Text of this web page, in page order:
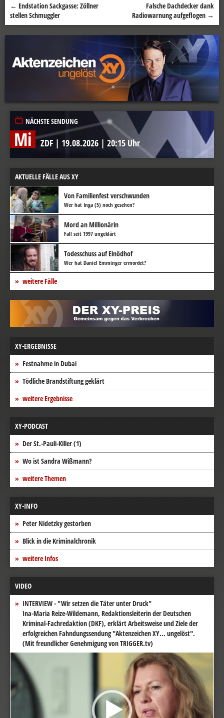
Beitragsnavigation
← Endstation Sackgasse: Zöllner
stellen Schmuggler
Falsche Dachdecker dank
Radiowarnung aufgeflogen →
NÄCHSTE SENDUNG
Mi ZDF | 19.08.2026 | 20:15 Uhr
AKTUELLE FÄLLE AUS XY
Von Familienfest verschwunden
Wer hat Inga (5) noch gesehen?
Mord an Millionärin
Fall seit 1997 ungeklärt
Todesschuss auf Einödhof
Wer hat Daniel Emminger ermordet?
weitere Fälle
XY-ERGEBNISSE
Festnahme in Dubai
Tödliche Brandstiftung geklärt
weitere Ergebnisse
XY-PODCAST
Der St.-Pauli-Killer (1)
Wo ist Sandra Wißmann?
weitere Themen
XY-INFO
Peter Nidetzky gestorben
Blick in die Kriminalchronik
weitere Infos
VIDEO
INTERVIEW - "Wir setzen die Täter unter Druck"
Ina-Maria Reize-Wildemann, Redaktionsleiterin der Deutschen
Kriminal-Fachredaktion (DKF), erklärt Arbeitsweise und Ziele der
erfolgreichen Fahndungssendung "Aktenzeichen XY... ungelöst".
(Mit freundlicher Genehmigung von TRIGGER.tv)
Video-
Player